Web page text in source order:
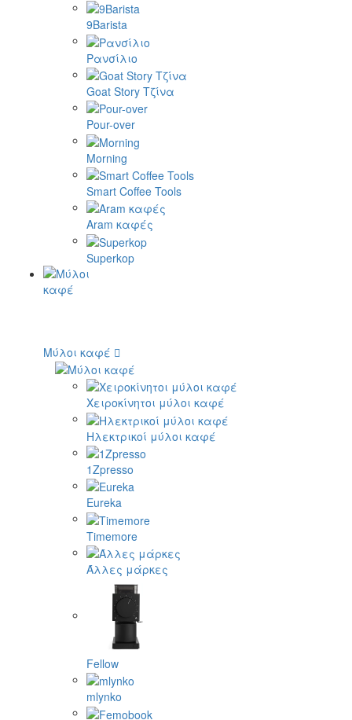
9Barista
Ρανσίλιο
Goat Story Τζίνα
Pour-over
Morning
Smart Coffee Tools
Aram καφές
Superkop
Μύλοι καφέ
Χειροκίνητοι μύλοι καφέ
Ηλεκτρικοί μύλοι καφέ
1Zpresso
Eureka
Timemore
Άλλες μάρκες
Fellow
mlynko